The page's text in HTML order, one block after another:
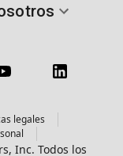
legales
Inc. Todos los